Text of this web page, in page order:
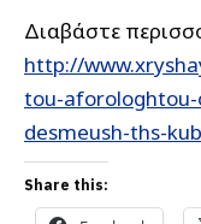
Διαβάστε
http://
tou-
desmeush-ths-
Share this: